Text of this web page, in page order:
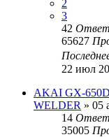
2
3
42
65627
22 июл
AKAI GX-650D
WELDER » 05
14
35005